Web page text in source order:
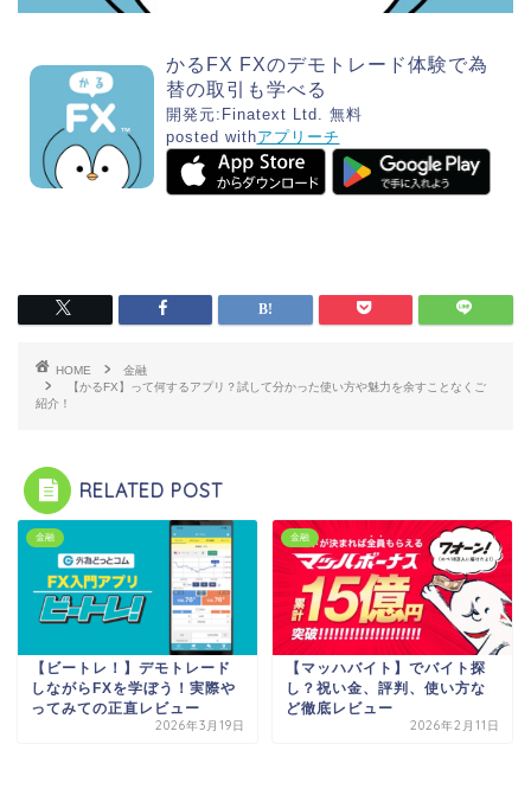
かるFX FXのデモトレード体験で為
替の取引も学べる
開発元: Finatext Ltd.
無料
posted withアプリーチ
HOME
金融
【かるFX】って何するアプリ？試して分かった使い方や魅力を余すことなくご
紹介！
RELATED POST
金融
【ビートレ！】デモトレード
しながらFXを学ぼう！実際や
ってみての正直レビュー
2026年3月19日
金融
【マッハバイト】でバイト探
し？祝い金、評判、使い方な
ど徹底レビュー
2026年2月11日